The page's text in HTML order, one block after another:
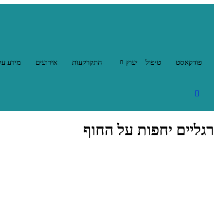
פודקאסט טיפול – יעוץ התקרקעות אירועים מידע
רגליים יחפות על החוף